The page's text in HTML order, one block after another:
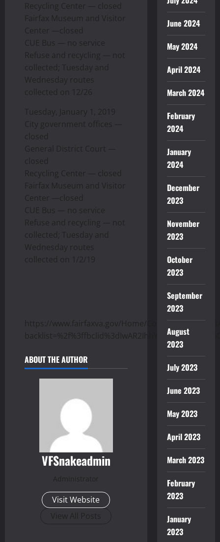
Recycling Center — closed
Fairfax Museum and Visitor
Center —closed
CUE Bus — no service
Refuse and recycling — not
collected; Tuesday and
Wednesday routes
collected on 12/26
Tuesday, January 1, 2019
City government offices —
closed
General District Court —
closed
Recycling Center — closed
Fairfax Museum and Visitor
Center —closed
CUE Bus — no service
Refuse and recycling — not
collected; Tuesday and
Wednesday routes
collected on 1/2/19
https://www.fairfaxva.gov/Home/Components/
ABOUT THE AUTHOR
VFSnakeadmin
Administrator
Visit Website
View All Posts
June 2024
May 2024
April 2024
March 2024
February
2024
January
2024
December
2023
November
2023
October
2023
September
2023
August
2023
July 2023
June 2023
May 2023
April 2023
March 2023
February
2023
January
2023